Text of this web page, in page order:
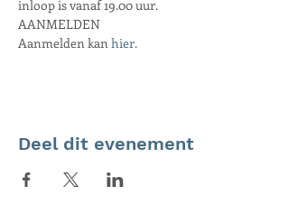
inloop is vanaf 19.00 uur.
AANMELDEN
Aanmelden kan hier.
Deel dit evenement